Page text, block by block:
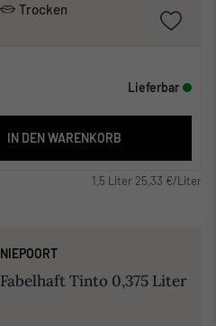
Trocken
Lieferbar
IN DEN WARENKORB
1,5 Liter 25,33 €/Liter
NIEPOORT
Fabelhaft Tinto 0,375 Liter